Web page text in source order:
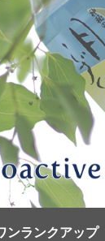
ンランクアップ